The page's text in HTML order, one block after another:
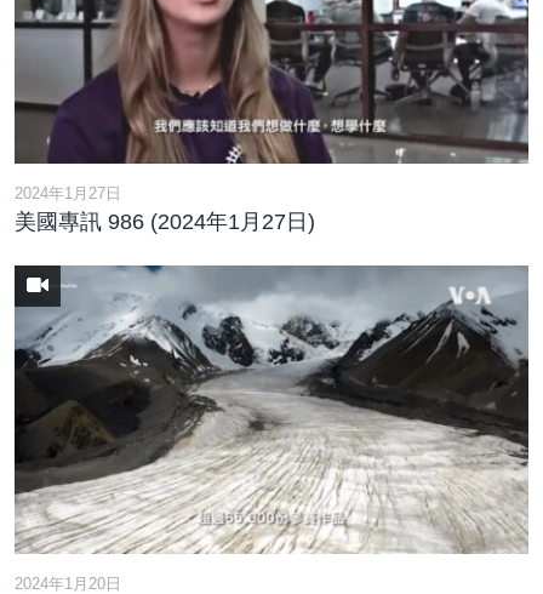
2024年1月27日
美國專訊 986 (2024年1月27日)
2024年1月20日